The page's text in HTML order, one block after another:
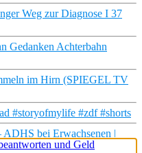
Weg zur Diagnose I 37
Gedanken Achterbahn
im Hirn (SPIEGEL TV
#storyofmylife #zdf #shorts
ADHS bei Erwachsenen |